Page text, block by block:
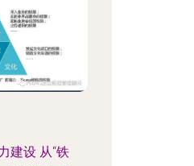
建设 从“铁